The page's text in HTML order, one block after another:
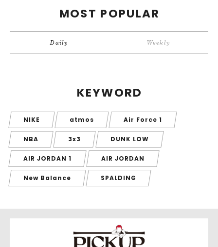
MOST POPULAR
Daily Weekly
KEYWORD
NIKE atmos Air Force 1
NBA 3x3 DUNK LOW
AIR JORDAN 1 AIR JORDAN
New Balance SPALDING